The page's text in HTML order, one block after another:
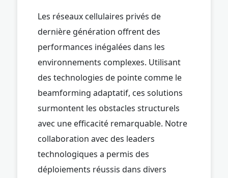
Les réseaux cellulaires privés de
dernière génération offrent des
performances inégalées dans les
environnements complexes. Utilisant
des technologies de pointe comme le
beamforming adaptatif, ces solutions
surmontent les obstacles structurels
avec une efficacité remarquable. Notre
collaboration avec des leaders
technologiques a permis des
déploiements réussis dans divers